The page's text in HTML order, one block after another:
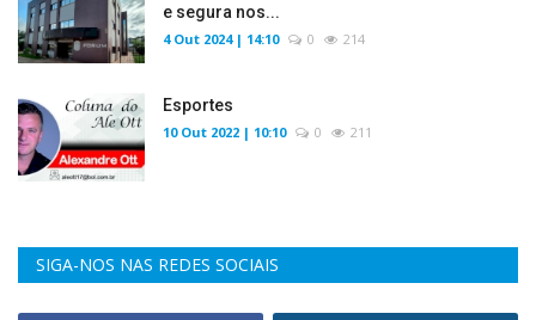
e segura nos...
4 Out 2024 | 14:10 0 214
Esportes
10 Out 2022 | 10:10 0 211
SIGA-NOS NAS REDES SOCIAIS